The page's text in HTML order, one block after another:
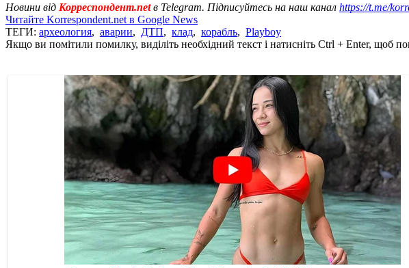
Новини від Корреспондент.netв Telegram. Підписуйтесь на наш канал https://t.me/
Читайте Korrespondent.net в Google News
ТЕГИ: археология, аварии, ДТП, клад, корабль, Playboy
Якщо ви помітили помилку, виділіть необхідний текст і натисніть Ctrl + Enter, щоб